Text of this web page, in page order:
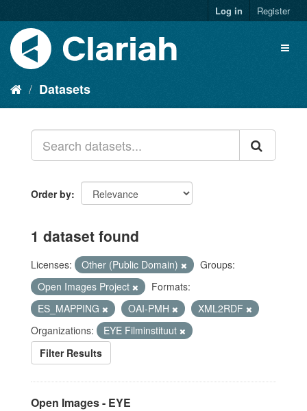
Log in Register
Datasets
Order by
1 dataset found
Licenses: Other (Public Domain)
Groups:
Open Images Project
Formats:
ES_MAPPING
OAI-PMH
XML2RDF
Organizations:
EYE Filminstituut
Filter Results
Open Images - EYE